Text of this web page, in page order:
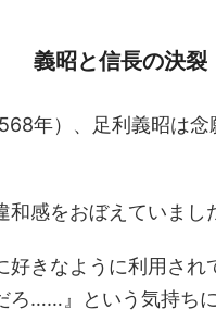
義昭と信長の決裂
年）、足利義昭は念
和感をおぼえていまし
好きなように利用され
ろ……』という気持ち